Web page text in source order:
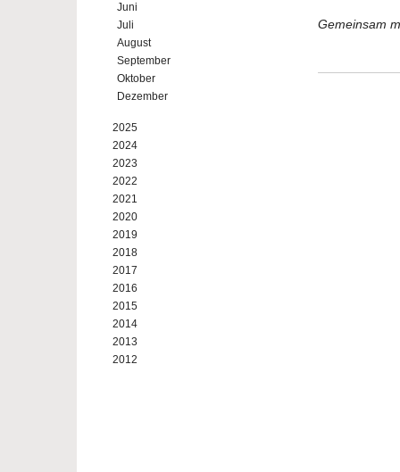
Juni
Juli
August
September
Oktober
Dezember
2025
2024
2023
2022
2021
2020
2019
2018
2017
2016
2015
2014
2013
2012
Gemeinsam